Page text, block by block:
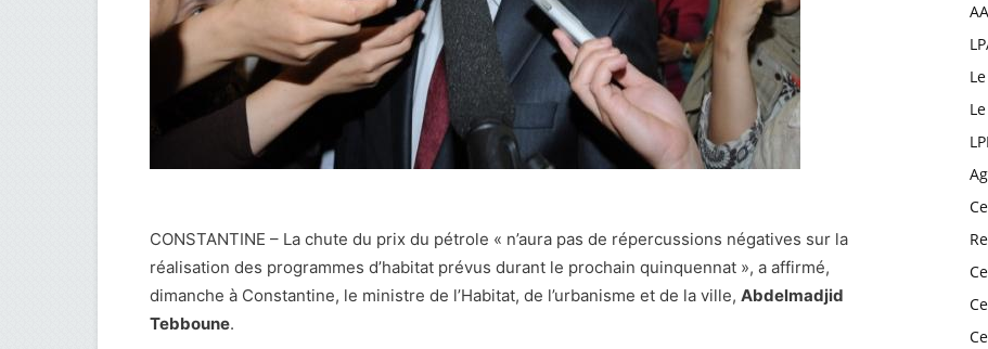
CONSTANTINE – La chute du prix du pétrole « n’aura pas de répercussions négatives sur la
réalisation des programmes d’habitat prévus durant le prochain quinquennat », a affirmé,
dimanche à Constantine, le ministre de l’Habitat, de l’urbanisme et de la ville, Abdelmadjid
Tebboune.